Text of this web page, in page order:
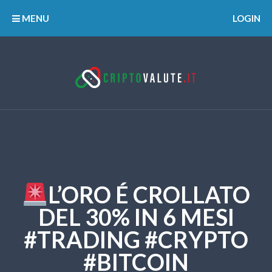
MENU LOGIN
L’ORO É CROLLATO
DEL 30% IN 6 MESI
#TRADING #CRYPTO
#BITCOIN